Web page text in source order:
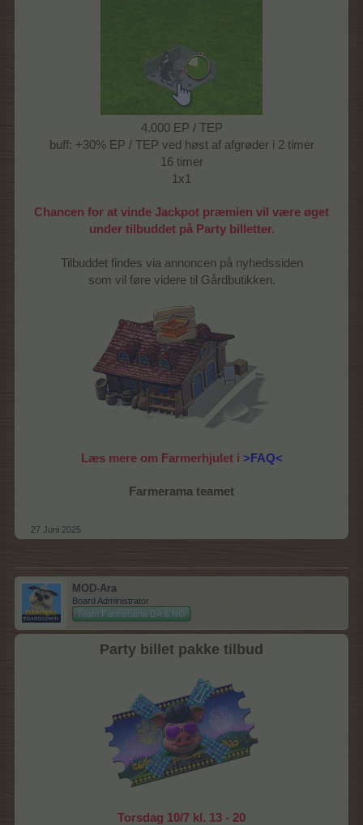
4.000 EP / TEP
buff: +30% EP / TEP ved høst af afgrøder i 2 timer
16 timer
1x1
Chancen for at vinde Jackpot præmien vil være øget
under tilbuddet på Party billetter.
Tilbuddet findes via annoncen på nyhedssiden
som vil føre videre til Gårdbutikken.
Læs mere om Farmerhjulet i >FAQ<
Farmerama teamet
27 Juni 2025
MOD-Ara
Board Administrator
Team Farmerama DA & NO
Party billet pakke tilbud
Torsdag 10/7 kl. 13 - 20